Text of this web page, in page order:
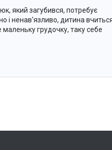
який загубився, потребує
і ненав'язливо, дитина
грудочку, таку себе